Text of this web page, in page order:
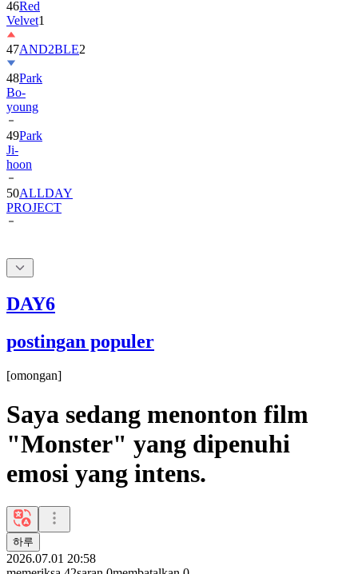
47AND2BLE
48Park
Bo-
young
49Park
Ji-
hoon
50ALLDAY
PROJECT
DAY6
postingan populer
[omongan]
Saya sedang menonton film
"Monster" yang dipenuhi
emosi yang intens.
하루
2026.07.01 20:58